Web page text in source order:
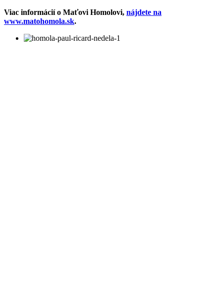
Viac informácií o Maťovi Homolovi, nájdete na
www.matohomola.sk.